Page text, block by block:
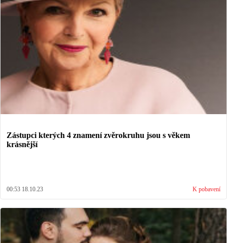
Zástupci kterých 4 znamení zvěrokruhu jsou s věkem
krásnější
00:53 18.10.23 K pobavení